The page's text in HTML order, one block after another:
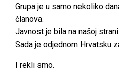
Grupa je u samo nekoliko
članova.
Javnost je bila na našoj strani.
Sada je odjednom Hrvatsku
I rekli smo.